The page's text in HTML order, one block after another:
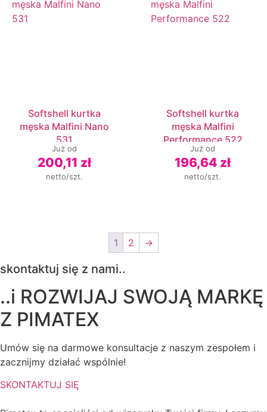
Softshell kurtka
męska Malfini Nano
531
Już od
200,11 zł
netto/szt.
Softshell kurtka
męska Malfini
Performance 522
Już od
196,64 zł
netto/szt.
1 2 →
skontaktuj się z nami..
..i ROZWIJAJ SWOJĄ MARKĘ
Z PIMATEX
Umów się na darmowe konsultacje z naszym zespołem i
zacznijmy działać wspólnie!
SKONTAKTUJ SIĘ